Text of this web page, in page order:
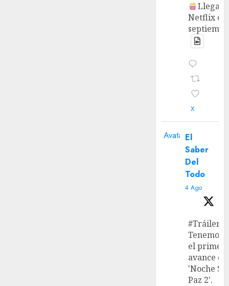
Llega a
Netflix en
X
Avatar El
Saber
Del
Todo
4 Ago
#Tráiler
Tenemos
el primer
avance de
'Noche
Paz 2'.